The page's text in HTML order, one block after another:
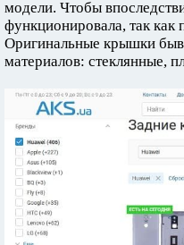
модели. Чтобы
функционировала, так как
Оригинальные крышки
материалов: стеклянные,